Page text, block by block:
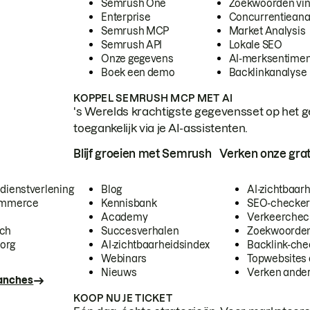
Semrush One
Enterprise
Semrush MCP
Semrush API
Onze gegevens
Boek een demo
Zoekwoorden
Market Analysis
Lokale SEO
AI-
Backlinkanalyse
KOPPEL SEMRUSH MCP MET AI
's Werelds krachtigste gegevensset op het
toegankelijk via je AI-assistenten.
Blijf groeien met Semrush
Blog
Kennisbank
Academy
Succesverhalen
AI-zichtbaarheidsindex
Webinars
Nieuws
Verken onze
AI-
SEO-checker
Backlink-
Topwebsites
Verken
KOOP NU JE TICKET